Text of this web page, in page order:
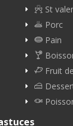
St
Porc
Pain
Fruit